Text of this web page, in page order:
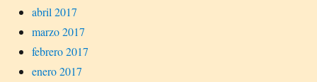
abril 2017
marzo 2017
febrero 2017
enero 2017